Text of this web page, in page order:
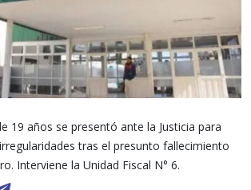
19 años se presentó ante la Justicia para
tras el presunto fallecimiento
Interviene la Unidad Fiscal N° 6.